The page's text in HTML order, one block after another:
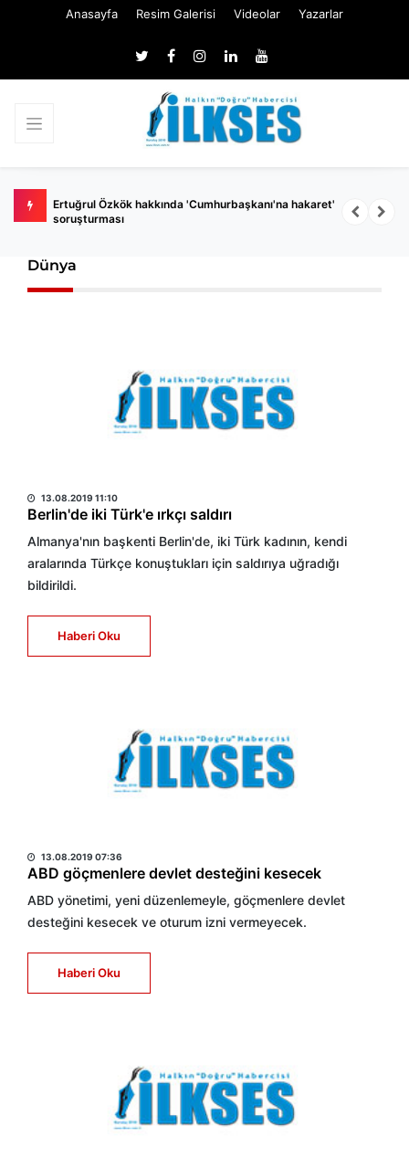
Anasayfa Resim Galerisi Videolar Yazarlar
belli
Ertuğrul Özkök hakkında 'Cumhurbaşkanı'na hakaret'
soruşturması
Dünya
13.08.2019 11:10
Berlin'de iki Türk'e ırkçı saldırı
Almanya'nın başkenti Berlin'de, iki Türk kadının, kendi
aralarında Türkçe konuştukları için saldırıya uğradığı
bildirildi.
Haberi Oku
13.08.2019 07:36
ABD göçmenlere devlet desteğini kesecek
ABD yönetimi, yeni düzenlemeyle, göçmenlere devlet
desteğini kesecek ve oturum izni vermeyecek.
Haberi Oku